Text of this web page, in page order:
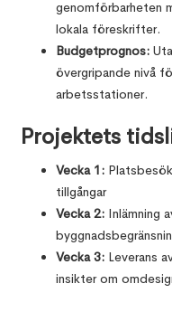
genomförbarheten
lokala föreskrifter.
Budgetprognos:
övergripande nivå
arbetsstationer.
Projektets
Vecka 1:
tillgångar
Vecka 2: Inlämning
Vecka 3: Leverans
insikter om